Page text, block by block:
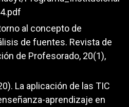
al concepto de
de fuentes. Revista de
de Profesorado, 20(1),
La aplicación de las TIC
aprendizaje en